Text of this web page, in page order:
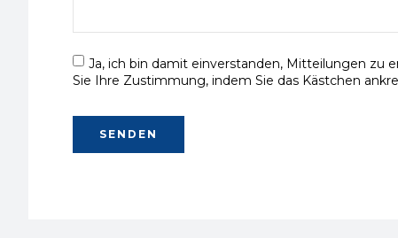
Ja, ich bin damit einverstanden, Mitteilungen zu
Sie Ihre Zustimmung, indem Sie das Kästchen